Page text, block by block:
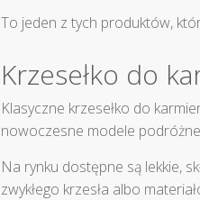
To jeden z tych produktów,
Krzesełko do
Klasyczne krzesełko do
nowoczesne modele
Na rynku dostępne są lekkie,
zwykłego krzesła albo